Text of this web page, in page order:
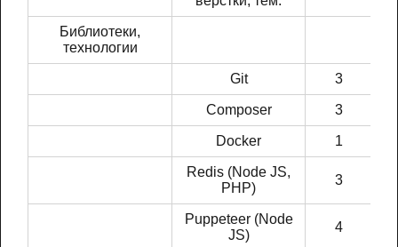
Библиотеки,
технологии
Git 3
Composer 3
Docker 1
Redis (Node JS,
PHP)
3
Puppeteer (Node
JS)
4